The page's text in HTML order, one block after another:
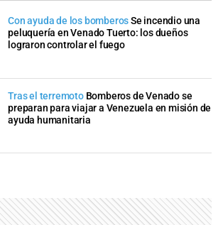
Con ayuda de los bomberosSe incendio una
peluquería en Venado Tuerto: los dueños
lograron controlar el fuego
Tras el terremoto Bomberos de Venado se
preparan para viajar a Venezuela en misión de
ayuda humanitaria